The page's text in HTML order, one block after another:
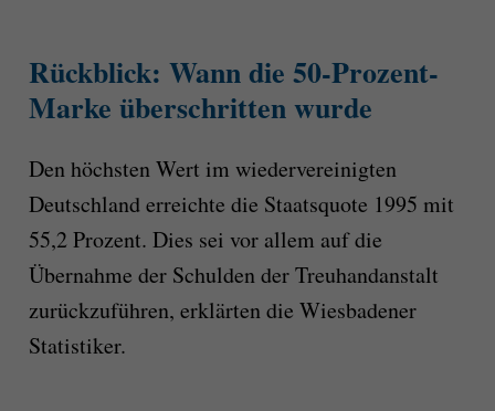
Rückblick: Wann die 50-Prozent-
Marke überschritten wurde
Den höchsten Wert im wiedervereinigten
Deutschland erreichte die Staatsquote 1995 mit
55,2 Prozent. Dies sei vor allem auf die
Übernahme der Schulden der Treuhandanstalt
zurückzuführen, erklärten die Wiesbadener
Statistiker.